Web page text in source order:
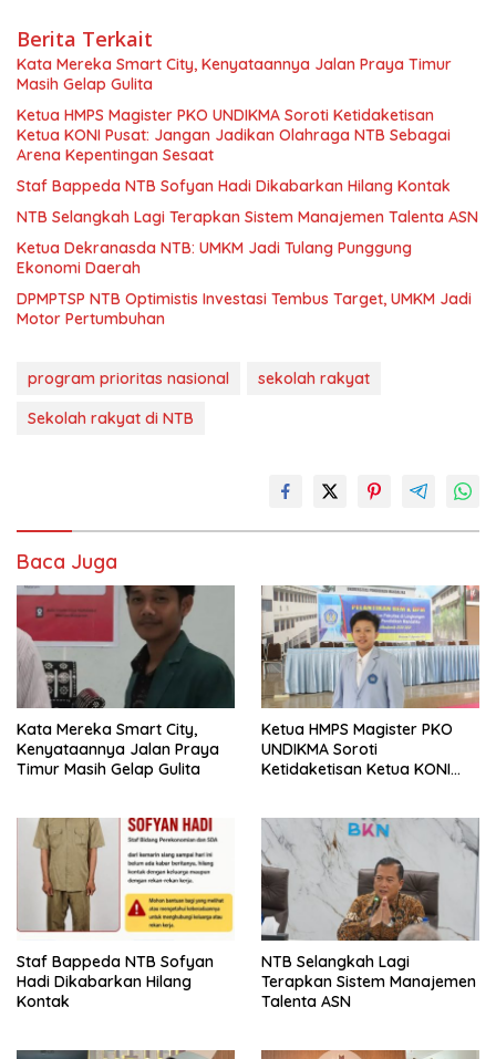
Berita Terkait
Kata Mereka Smart City, Kenyataannya Jalan Praya Timur
Masih Gelap Gulita
Ketua HMPS Magister PKO UNDIKMA Soroti Ketidaketisan
Ketua KONI Pusat: Jangan Jadikan Olahraga NTB Sebagai
Arena Kepentingan Sesaat
Staf Bappeda NTB Sofyan Hadi Dikabarkan Hilang Kontak
NTB Selangkah Lagi Terapkan Sistem Manajemen Talenta ASN
Ketua Dekranasda NTB: UMKM Jadi Tulang Punggung
Ekonomi Daerah
DPMPTSP NTB Optimistis Investasi Tembus Target, UMKM Jadi
Motor Pertumbuhan
program prioritas nasional
sekolah rakyat
Sekolah rakyat di NTB
Baca Juga
Kata Mereka Smart City,
Kenyataannya Jalan Praya
Timur Masih Gelap Gulita
Ketua HMPS Magister PKO
UNDIKMA Soroti
Ketidaketisan Ketua KONI
Arena Kepentingan Sesaat
Staf Bappeda NTB Sofyan
Hadi Dikabarkan Hilang
Kontak
NTB Selangkah Lagi
Terapkan Sistem Manajemen
Talenta ASN